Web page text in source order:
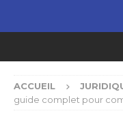
ACCUEIL
guide complet pour